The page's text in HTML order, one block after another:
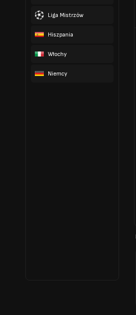
Liga Mistrzów
Hiszpania
Włochy
Niemcy